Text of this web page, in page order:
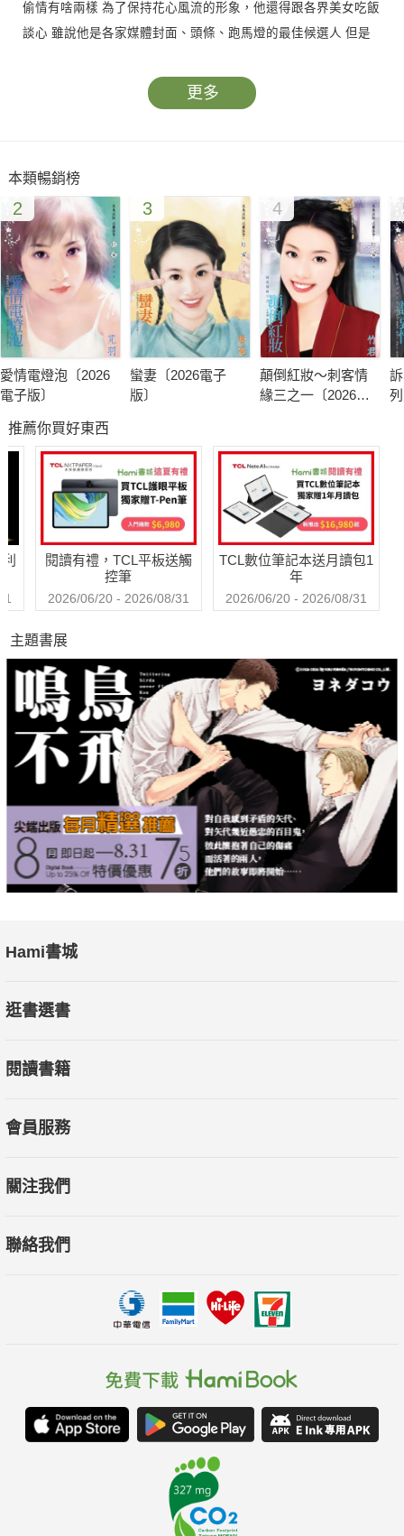
偷情有啥兩樣 為了保持花心風流的形象，他還得跟各界美女吃飯
談心 雖說他是各家媒體封面、頭條、跑馬燈的最佳候選人 但是
讓她從天堂掉到了地獄…
更多
本類暢銷榜
2
愛情電燈泡〔2026
電子版〕
3
蠻妻〔2026電子
版〕
4
顛倒紅妝～刺客情
緣三之一〔2026電
推薦你買好東西
閱讀有禮，TCL平板送觸
控筆
2026/06/20 - 2026/08/31
TCL數位筆記本送月讀包1
年
2026/06/20 - 2026/08/31
主題書展
Hami書城
逛書選書
閱讀書籍
會員服務
關注我們
聯絡我們